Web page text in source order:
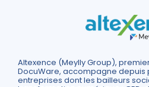
Altexence (Meylly Group),
DocuWare, accompagne depuis
entreprises dont les bailleurs